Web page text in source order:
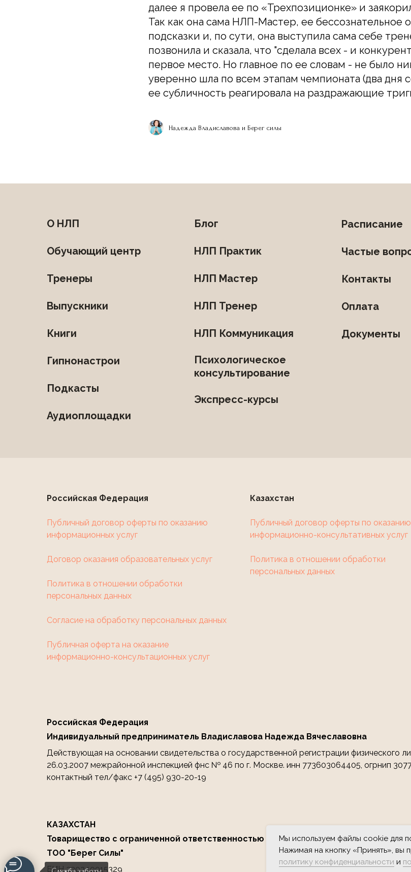
далее я провела ее по «Трехпозиционке» и
Так как она сама НЛП-Мастер, ее бессознательное
подсказки и, по сути, она выступила сама себе
позвонила и сказала, что "сделала всех - и
первое место. Но главное по ее словам - не было
уверенно шла по всем этапам чемпионата (два дня
ее субличность реагировала на раздражающие
Надежда Владиславова и Берег силы
Расписание
Частые
Контакты
Документы
Оплата
Блог
НЛП Практик
НЛП Мастер
НЛП Тренер
НЛП Коммуникация
Экспресс-курсы
Психологическое
консультирование
О НЛП
Тренеры
Выпускники
Книги
Гипнонастрои
Подкасты
Аудиоплощадки
Обучающий центр
Российская Федерация
Публичный договор оферты по оказанию
информационных услуг
Договор оказания образовательных услуг
Политика в отношении обработки
персональных данных
Согласие на обработку персональных данных
Публичная оферта на оказание
информационно-консультационных услуг
Казахстан
Публичный договор оферты по оказанию
информационно-консультативных услуг
Политика в отношении обработки
персональных данных
Российская Федерация
Индивидуальный предприниматель Владиславова Надежда Вячеславовна
Действующая на основании свидетельства о государственной регистрации физического
26.03.2007 межрайонной инспекцией фнс № 46 по г. Москве. инн 773603064405, огрнип
контактный тел/факс +7 (495) 930-20-19
КАЗАХСТАН
Товарищество с ограниченной ответственностью "Берег Силы"
ТОО "Берег Силы"
БИН 230240015329
Мы используем файлы cookie для
Нажимая на кнопку «Принять», вы
политику конфиденциальности и